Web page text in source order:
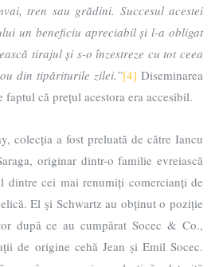
tren sau grădini. Succesul acestei
un beneficiu apreciabil și l-a obligat
tirajul și s-o înzestreze cu tot ceea
din tipăriturile zilei.”[4] Diseminarea
că prețul acestora era accesibil.
colecția a fost preluată de către Iancu
originar dintr-o familie evreiască
dintre cei mai renumiți comercianți de
El și Schwartz au obținut o poziție
după ce au cumpărat Socec & Co.,
de origine cehă Jean și Emil Socec.